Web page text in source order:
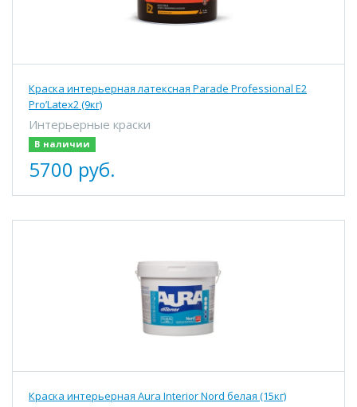
Краска интерьерная латексная Parade Professional E2
Pro’Latex2 (9кг)
Интерьерные краски
В наличии
5700 руб.
Краска интерьерная Aura Interior Nord белая (15кг)